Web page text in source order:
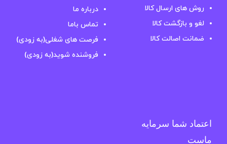
روش های ارسال کالا
لغو و بازگشت کالا
ضمانت اصالت کالا
درباره ما
تماس باما
فرصت های شغلی(به زودی)
فروشنده شوید(به زودی)
اعتماد شما سرمایه
ماست